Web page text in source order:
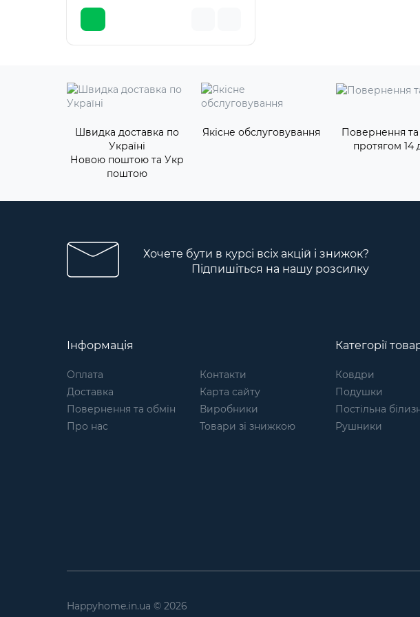
Швидка доставка по
Україні
Новою поштою та Укр
поштою
Якісне обслуговування
Повернення та
протягом 14
Хочете бути в курсі всіх акцій і знижок?
Підпишіться на нашу розсилку
Інформація
Оплата
Доставка
Повернення та обмін
Про нас
Контакти
Карта сайту
Виробники
Товари зі знижкою
Категорії
Ковдри
Подушки
Постільна
Рушники
Happyhome.in.ua © 2026